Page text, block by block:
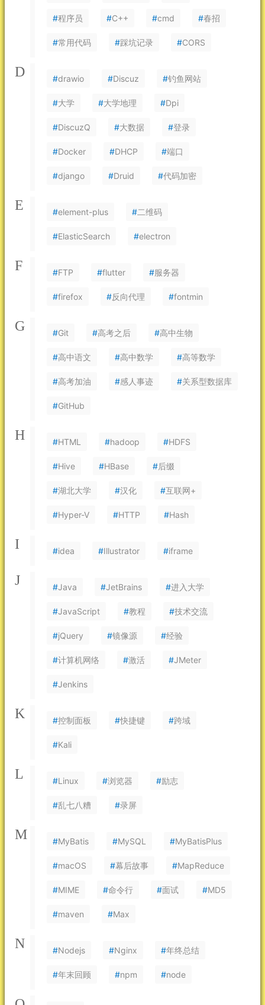
#程序员 #C++ #cmd #春招
#常用代码 #踩坑记录 #CORS
D #drawio #Discuz #钓鱼网站
#大学 #大学地理 #Dpi
#DiscuzQ #大数据 #登录
#Docker #DHCP #端口
#django #Druid #代码加密
E #element-plus #二维码
#ElasticSearch #electron
F #FTP #flutter #服务器
#firefox #反向代理 #fontmin
G #Git #高考之后 #高中生物
#高中语文 #高中数学 #高等数学
#高考加油 #感人事迹 #关系型数据库
#GitHub
H #HTML #hadoop #HDFS
#Hive #HBase #后缀
#湖北大学 #汉化 #互联网+
#Hyper-V #HTTP #Hash
I #idea #Illustrator #iframe
J #Java #JetBrains #进入大学
#JavaScript #教程 #技术交流
#jQuery #镜像源 #经验
#计算机网络 #激活 #JMeter
#Jenkins
K #控制面板 #快捷键 #跨域
#Kali
L #Linux #浏览器 #励志
#乱七八糟 #录屏
M #MyBatis #MySQL #MyBatisPlus
#macOS #幕后故事 #MapReduce
#MIME #命令行 #面试 #MD5
#maven #Max
N #Nodejs #Nginx #年终总结
#年末回顾 #npm #node